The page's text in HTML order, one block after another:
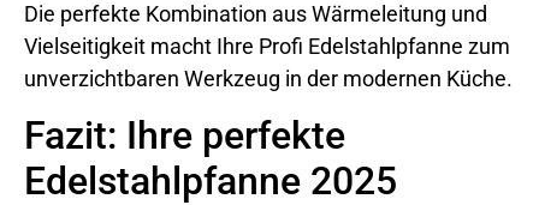
Die perfekte Kombination aus Wärmeleitung und
Vielseitigkeit macht Ihre Profi Edelstahlpfanne zum
unverzichtbaren Werkzeug in der modernen Küche.
Fazit: Ihre perfekte
Edelstahlpfanne 2025